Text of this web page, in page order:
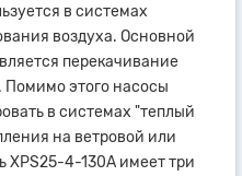
в системах
воздуха. Основной
перекачивание
этого насосы
в системах "теплый
на ветровой или
XPS25-4-130А имеет три